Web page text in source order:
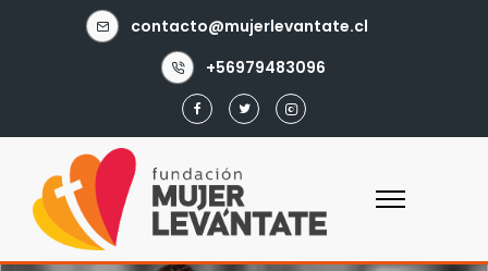
contacto@mujerlevantate.cl
+56979483096